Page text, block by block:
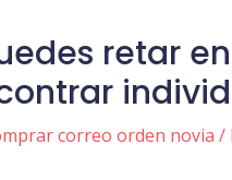
retar
correo orden novia /